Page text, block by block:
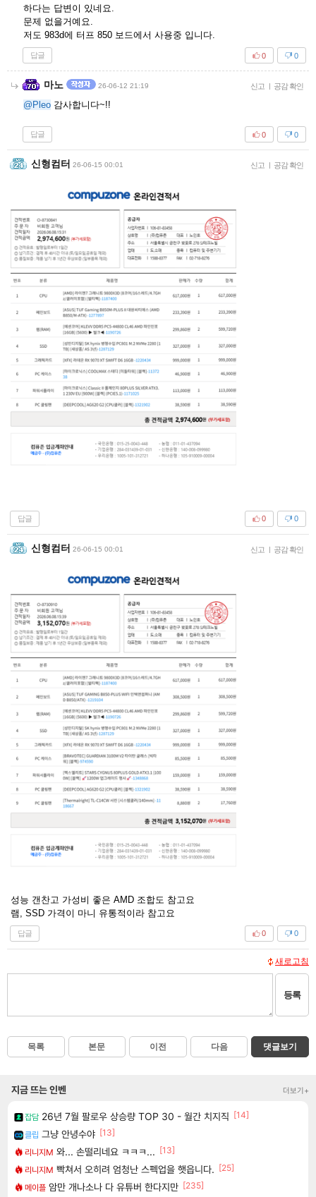
하다는 답변이 있네요.
문제 없을거예요.
저도 983d에 터프 850 보드에서 사용중 입니다.
답글 0
0
마노 26-06-12 21:19 신고 | 공감 확인
@Pleo 감사합니다~!!
답글 0
0
신형컴터 26-06-15 00:01 신고 | 공감 확인
답글 0
0
신형컴터 26-06-15 00:01 신고 | 공감 확인
성능 갠찬고 가성비 좋은 AMD 조합도 참고요
램, SSD 가격이 마니 유통적이라 참고요
답글 0
0
새로고침
등록
목록 본문 이전 다음 댓글보기
지금 뜨는 인벤 더보기+
잡담 26년 7월 팔로우 상승량 TOP 30 - 월간 치지직 [14]
클립 그냥 안녕수야 [13]
리니지M 와... 손떨리네요 ㅋㅋㅋ... [13]
리니지M 빡쳐서 오히려 엄청난 스펙업을 햇읍니다. [25]
메이플 암만 개나소나 다 유튜버 한다지만 [235]